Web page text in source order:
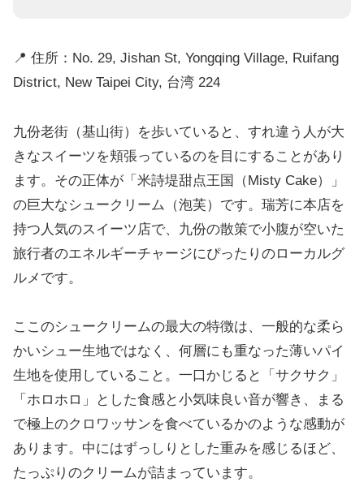
📍 住所：No. 29, Jishan St, Yongqing Village, Ruifang
District, New Taipei City, 台湾 224
九份老街（基山街）を歩いていると、すれ違う人が大
きなスイーツを頬張っているのを目にすることがあり
ます。その正体が「米詩堤甜点王国（Misty Cake）」
の巨大なシュークリーム（泡芙）です。瑞芳に本店を
持つ人気のスイーツ店で、九份の散策で小腹が空いた
旅行者のエネルギーチャージにぴったりのローカルグ
ルメです。
ここのシュークリームの最大の特徴は、一般的な柔ら
かいシュー生地ではなく、何層にも重なった薄いパイ
生地を使用していること。一口かじると「サクサク」
「ホロホロ」とした食感と小気味良い音が響き、まる
で極上のクロワッサンを食べているかのような感動が
あります。中にはずっしりとした重みを感じるほど、
たっぷりのクリームが詰まっています。